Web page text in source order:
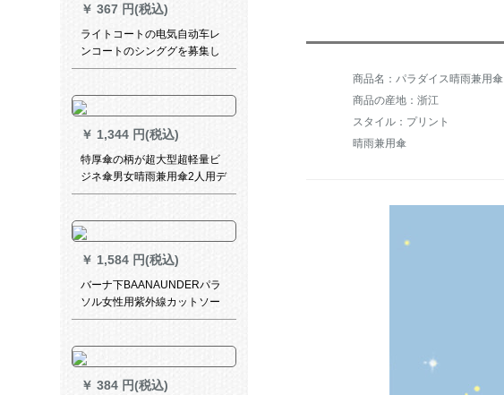
￥ 367 円(税込)
ライトコートの电気自动车レ
ンコートのシンググを募集し
ています。厚めのファ§ンジ車
【口を開く】バークミラー
￥ 1,344 円(税込)
特厚傘の柄が超大型超軽量ビ
ジネ傘男女晴雨兼用傘2人用デ
リー傘創意復古耐風黒(原木ハ
￥ 1,584 円(税込)
バーナ下BAANAUNDERパラ
ソル女性用紫外線カットソー
ル晴雨兼用ミニ二階アンソス
￥ 384 円(税込)
商品名：パラダイス晴雨兼用傘
商品の産地：浙江
スタイル：プリント
晴雨兼用傘